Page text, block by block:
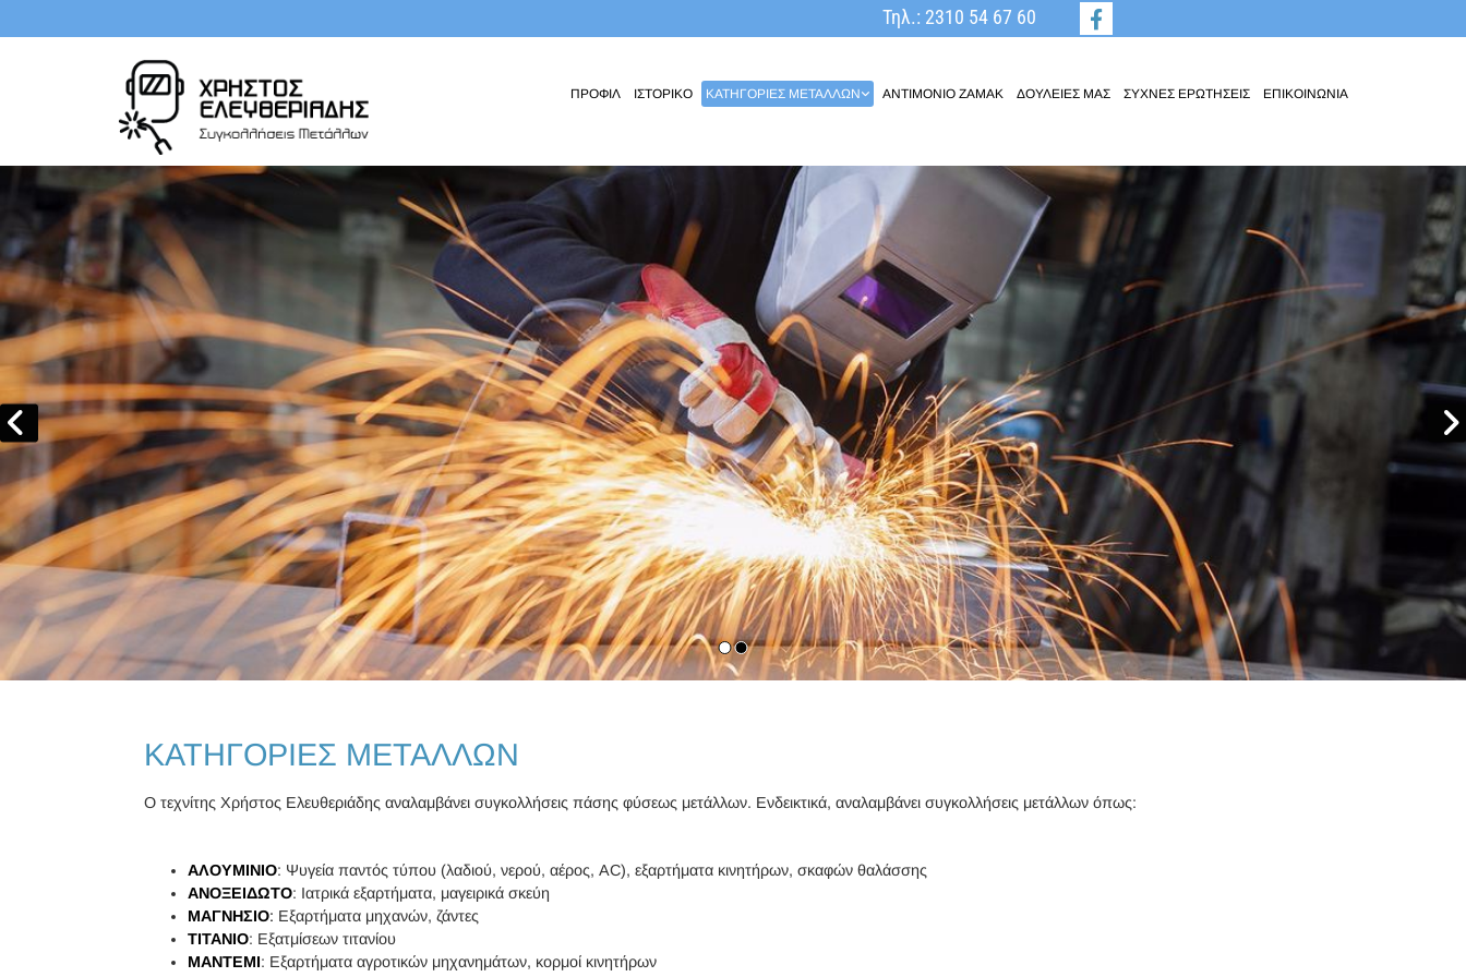
Τηλ.: 2310 54 67 60
ΠΡΟΦΙΛ ΙΣΤΟΡΙΚΟ ΚΑΤΗΓΟΡΙΕΣ ΜΕΤΑΛΛΩΝ ANTIMONIO ZAMAK ΔΟΥΛΕΙΕΣ ΜΑΣ ΣΥΧΝΕΣ ΕΡΩΤΗΣΕΙΣ ΕΠΙΚΟΙΝΩΝΙΑ
ΚΑΤΗΓΟΡΙΕΣ ΜΕΤΑΛΛΩΝ
Ο τεχνίτης Χρήστος Ελευθεριάδης αναλαμβάνει συγκολλήσεις πάσης φύσεως μετάλλων. Ενδεικτικά, αναλαμβάνει συγκολλήσεις μετάλλων όπως:
ΑΛΟΥΜΙΝΙΟ: Ψυγεία παντός τύπου (λαδιού, νερού, αέρος, AC), εξαρτήματα κινητήρων, σκαφών θαλάσσης
ΑΝΟΞΕΙΔΩΤΟ: Ιατρικά εξαρτήματα, μαγειρικά σκεύη
ΜΑΓΝΗΣΙΟ: Εξαρτήματα μηχανών, ζάντες
ΤΙΤΑΝΙΟ: Εξατμίσεων τιτανίου
ΜΑΝΤΕΜΙ: Εξαρτήματα αγροτικών μηχανημάτων, κορμοί κινητήρων